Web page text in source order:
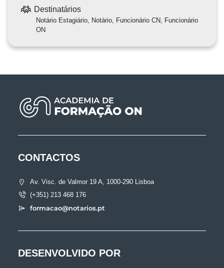
Destinatários
Notário Estagiário, Notário, Funcionário CN, Funcionário
ON
CONTACTOS
Av. Visc. de Valmor 19 A, 1000-290 Lisboa
(+351) 213 468 176
formacao@notarios.pt
DESENVOLVIDO POR